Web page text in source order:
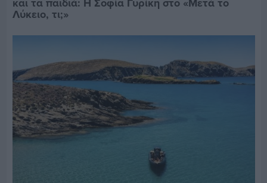
και τα παιδιά: Η Σοφία Γυρίκη στο «Μετά το
Λύκειο, τι;»